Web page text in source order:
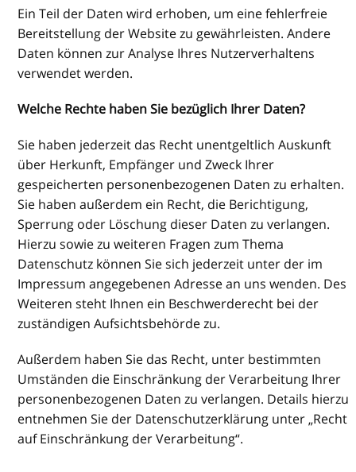
Ein Teil der Daten wird erhoben, um eine fehlerfreie
Bereitstellung der Website zu gewährleisten. Andere
Daten können zur Analyse Ihres Nutzerverhaltens
verwendet werden.
Welche Rechte haben Sie bezüglich Ihrer Daten?
Sie haben jederzeit das Recht unentgeltlich Auskunft
über Herkunft, Empfänger und Zweck Ihrer
gespeicherten personenbezogenen Daten zu erhalten.
Sie haben außerdem ein Recht, die Berichtigung,
Sperrung oder Löschung dieser Daten zu verlangen.
Hierzu sowie zu weiteren Fragen zum Thema
Datenschutz können Sie sich jederzeit unter der im
Impressum angegebenen Adresse an uns wenden. Des
Weiteren steht Ihnen ein Beschwerderecht bei der
zuständigen Aufsichtsbehörde zu.
Außerdem haben Sie das Recht, unter bestimmten
Umständen die Einschränkung der Verarbeitung Ihrer
personenbezogenen Daten zu verlangen. Details hierzu
entnehmen Sie der Datenschutzerklärung unter „Recht
auf Einschränkung der Verarbeitung“.